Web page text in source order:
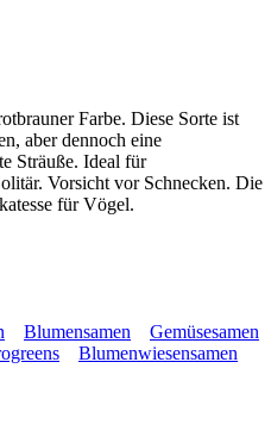
Farbe. Diese Sorte ist
aber dennoch eine
Sträuße. Ideal für
Vorsicht vor Schnecken. Die
für Vögel.
Blumensamen
Gemüsesamen
Blumenwiesensamen